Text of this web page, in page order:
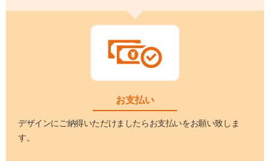
お支払い
デザインにご納得いただけましたらお支払いをお願い致しま
す。